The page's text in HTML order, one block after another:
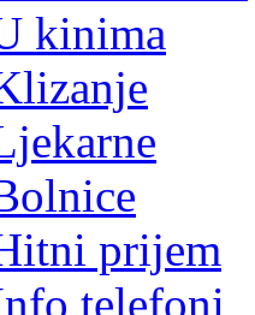
kinima
prijem
telefoni